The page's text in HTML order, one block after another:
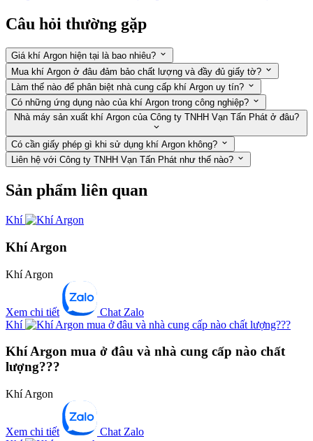
Câu hỏi thường gặp
Giá khí Argon hiện tại là bao nhiêu?
Mua khí Argon ở đâu đảm bảo chất lượng và đầy đủ giấy tờ?
Làm thế nào để phân biệt nhà cung cấp khí Argon uy tín?
Có những ứng dụng nào của khí Argon trong công nghiệp?
Nhà máy sản xuất khí Argon của Công ty TNHH Vạn Tấn Phát ở đâu?
Có cần giấy phép gì khi sử dụng khí Argon không?
Liên hệ với Công ty TNHH Vạn Tấn Phát như thế nào?
Sản phẩm liên quan
Khí
Khí Argon
Khí Argon
Xem chi tiết
Chat Zalo
Khí
Khí Argon mua ở đâu và nhà cung cấp nào chất
lượng???
Khí Argon
Xem chi tiết
Chat Zalo